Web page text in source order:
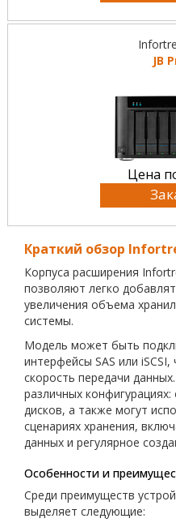
JB
Цена
Краткий обзор
Корпуса расширения
позволяют легко
увеличения объема
системы.
Модель может быть
интерфейсы SAS или
скорость передачи
различных
дисков, а также могут
сценариях хранения,
данных и регулярное
Особенности и
Среди преимуществ
выделяет следующие: